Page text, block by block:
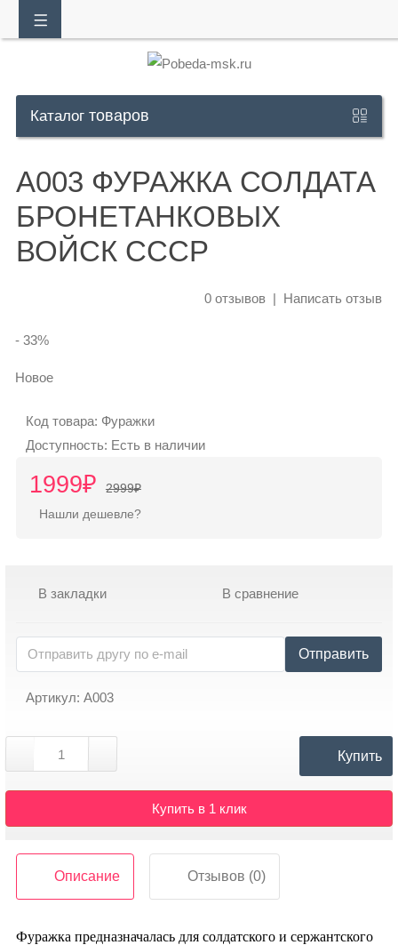
Обратный
звонок
+7
925
302
Whatsapp:
302
30
Режим
работы
Каталогтоваров
А003 ФУРАЖКА СОЛДАТА
БРОНЕТАНКОВЫХ
ВОЙСК СССР
0 отзывов | Написать отзыв
- 33%
Новое
Код товара: Фуражки
Доступность: Есть в наличии
1999₽
2999₽
Нашли дешевле?
В закладки В сравнение
Отправить
Артикул: А003
Купить
Купить в 1 клик
Описание Отзывов (0)
Фуражка предназначалась для солдатского и сержантского